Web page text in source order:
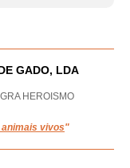
GADO, LDA
HEROISMO
vivos"